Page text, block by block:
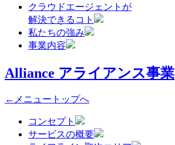
クラウドエージェントが
解決できるコト
私たちの強み
事業内容
Alliance アライアンス事業
←メニュートップへ
コンセプト
サービスの概要